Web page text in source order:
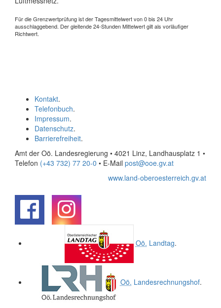
Für die Grenzwertprüfung ist der Tagesmittelwert von 0 bis 24 Uhr
ausschlaggebend. Der gleitende 24-Stunden Mittelwert gilt als vorläufiger
Richtwert.
Kontakt.
Telefonbuch.
Impressum.
Datenschutz.
Barrierefreiheit.
Amt der Oö. Landesregierung • 4021 Linz, Landhausplatz 1 •
Telefon (+43 732) 77 20-0 • E-Mail post@ooe.gv.at
www.land-oberoesterreich.gv.at
Oö. Landtag.
Oö. Landesrechnungshof.